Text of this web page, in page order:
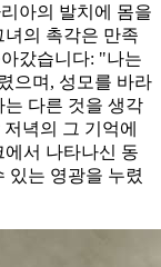
아의 발치에 몸을
의 촉각은 만족
갔습니다: "나는
으며, 성모를 바라
는 다른 것을 생각
녁의 그 기억에
서 나타나신 동
있는 영광을 누렸